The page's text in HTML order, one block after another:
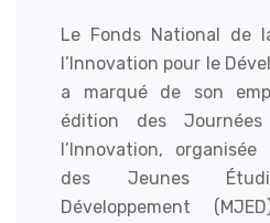
Le Fonds National de
l’Innovation pour le
a marqué de son
édition des
l’Innovation,
des Jeunes
Développement